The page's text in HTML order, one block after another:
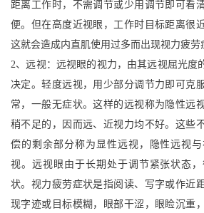
距离工作时，不需调节或少用调节即可看
便。但在高度近视眼，工作时目标距离很
这就会造成内直肌使用过多而出现视力疲劳
2、远视：远视眼的视力，由其远视屈光度
决定。轻度远视，用少部分调节力即可克
常，一般无症状。这样的远视称为隐性远
稍不足的，因而远、近视力均不好。这些
偿的剩余部分称为显性远视，隐性远视
视。远视眼由于长期处于调节紧张状态
状。视力疲劳症状是指阅读、写字或作近
现字迹或目标模糊，眼部干涩，眼睑沉重